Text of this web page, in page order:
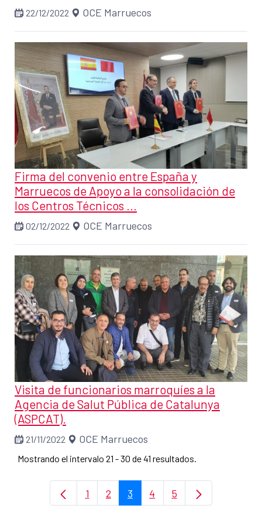
22/12/2022 OCE Marruecos
Firma del convenio entre España y
Marruecos de Apoyo a la consolidación de
los Centros Técnicos ...
02/12/2022 OCE Marruecos
Visita de funcionarios marroquíes a la
Agencia de Salut Pública de Catalunya
(ASPCAT).
21/11/2022 OCE Marruecos
Mostrando el intervalo 21 - 30 de 41 resultados.
Página
1 Página
2 Página
3 Página
4 Página
5